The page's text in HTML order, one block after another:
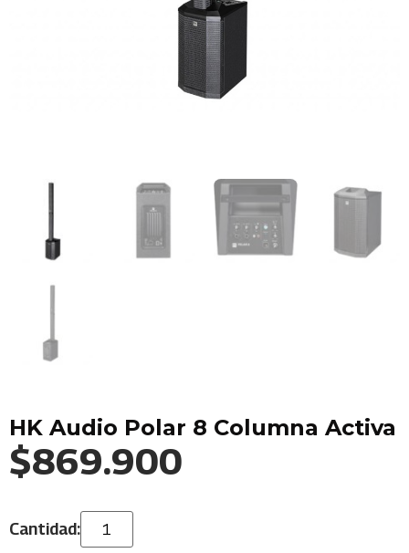
HK Audio Polar 8 Columna Activa
$869.900